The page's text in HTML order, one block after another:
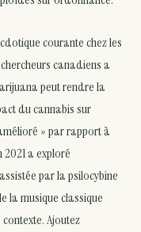
courante chez les
canadiens a
peut rendre la
du cannabis sur
» par rapport à
a exploré
par la psilocybine
la musique classique
Ajoutez